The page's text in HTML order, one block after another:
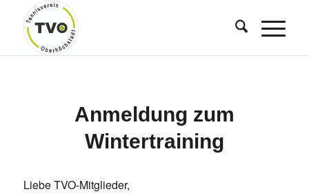
Anmeldung zum
Wintertraining
Liebe TVO-Mitglieder,